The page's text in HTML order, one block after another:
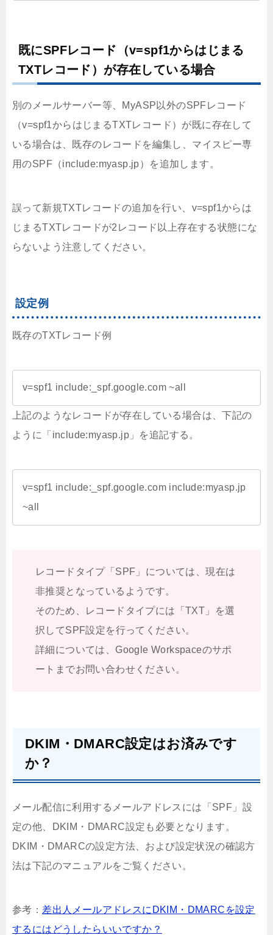
既にSPFレコード（v=spf1からはじまる
TXTレコード）が存在している場合
別のメールサーバー等、MyASP以外のSPFレコード
（v=spf1からはじまるTXTレコード）が既に存在して
いる場合は、既存のレコードを編集し、マイスピー専
用のSPF（include:myasp.jp）を追加します。
誤って新規TXTレコードの追加を行い、v=spf1からは
じまるTXTレコードが2レコード以上存在する状態にな
らないよう注意してください。
設定例
既存のTXTレコード例
v=spf1 include:_spf.google.com ~all
上記のようなレコードが存在している場合は、下記の
ように「include:myasp.jp」を追記する。
v=spf1 include:_spf.google.com include:myasp.jp
~all
レコードタイプ「SPF」については、現在は
非推奨となっているようです。
そのため、レコードタイプには「TXT」を選
択してSPF設定を行ってください。
詳細については、Google Workspaceのサポ
ートまでお問い合わせください。
DKIM・DMARC設定はお済みです
か？
メール配信に利用するメールアドレスには「SPF」設
定の他、DKIM・DMARC設定も必要となります。
DKIM・DMARCの設定方法、および設定状況の確認方
法は下記のマニュアルをご覧ください。
参考： 差出人メールアドレスにDKIM・DMARCを設定
するにはどうしたらいいですか？